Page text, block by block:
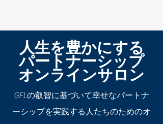
人生を豊かにする
パートナーシップ
オンラインサロン
GFLの叡智に基づいて幸せなパートナ
ーシップを実践する人たちのためのオ